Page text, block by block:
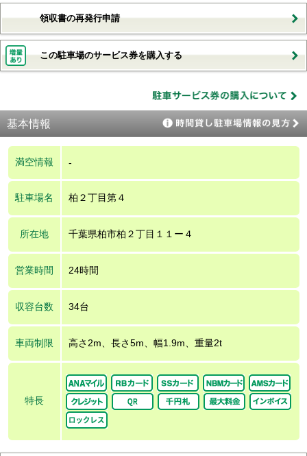
領収書の再発行申請
この駐車場のサービス券を購入する
基本情報
満空情報 -
駐車場名 柏２丁目第４
所在地 千葉県柏市柏２丁目１１ー４
営業時間 24時間
収容台数 34台
車両制限 高さ2m、長さ5m、幅1.9m、重量2t
特長